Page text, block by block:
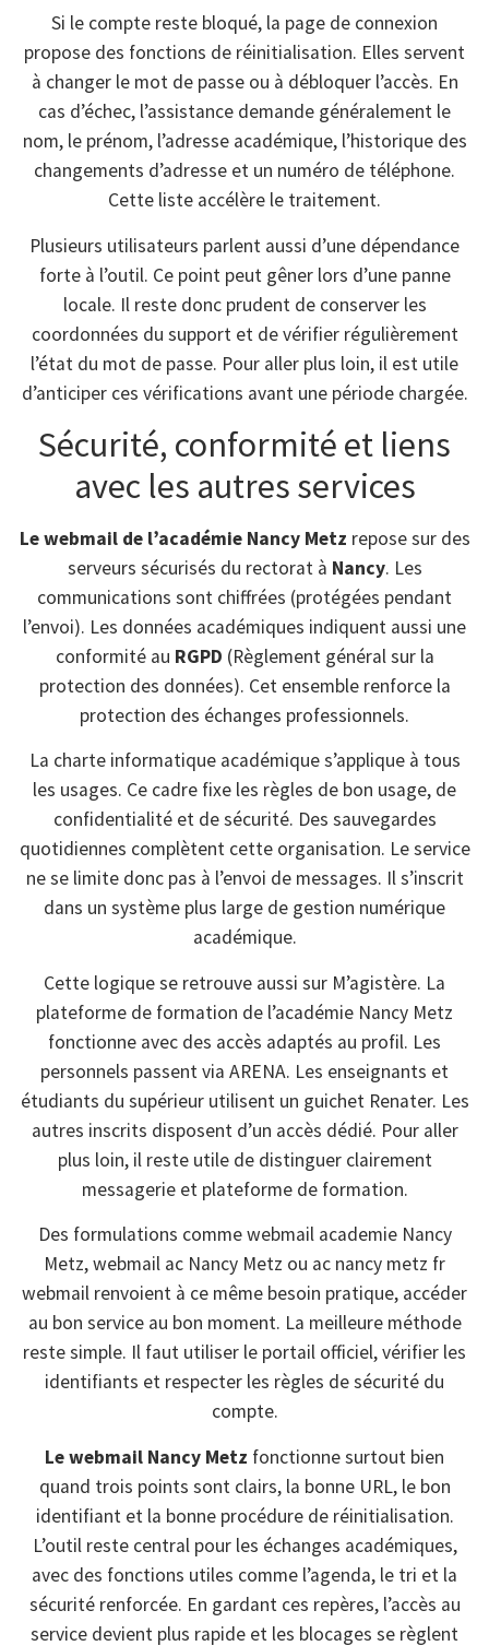
Si le compte reste bloqué, la page de connexion
propose des fonctions de réinitialisation. Elles servent
à changer le mot de passe ou à débloquer l’accès. En
cas d’échec, l’assistance demande généralement le
nom, le prénom, l’adresse académique, l’historique des
changements d’adresse et un numéro de téléphone.
Cette liste accélère le traitement.
Plusieurs utilisateurs parlent aussi d’une dépendance
forte à l’outil. Ce point peut gêner lors d’une panne
locale. Il reste donc prudent de conserver les
coordonnées du support et de vérifier régulièrement
l’état du mot de passe. Pour aller plus loin, il est utile
d’anticiper ces vérifications avant une période chargée.
Sécurité, conformité et liens
avec les autres services
Le webmail de l’académie Nancy Metz repose sur des
serveurs sécurisés du rectorat à Nancy. Les
communications sont chiffrées (protégées pendant
l’envoi). Les données académiques indiquent aussi une
conformité au RGPD (Règlement général sur la
protection des données). Cet ensemble renforce la
protection des échanges professionnels.
La charte informatique académique s’applique à tous
les usages. Ce cadre fixe les règles de bon usage, de
confidentialité et de sécurité. Des sauvegardes
quotidiennes complètent cette organisation. Le service
ne se limite donc pas à l’envoi de messages. Il s’inscrit
dans un système plus large de gestion numérique
académique.
Cette logique se retrouve aussi sur M’agistère. La
plateforme de formation de l’académie Nancy Metz
fonctionne avec des accès adaptés au profil. Les
personnels passent via ARENA. Les enseignants et
étudiants du supérieur utilisent un guichet Renater. Les
autres inscrits disposent d’un accès dédié. Pour aller
plus loin, il reste utile de distinguer clairement
messagerie et plateforme de formation.
Des formulations comme webmail academie Nancy
Metz, webmail ac Nancy Metz ou ac nancy metz fr
webmail renvoient à ce même besoin pratique, accéder
au bon service au bon moment. La meilleure méthode
reste simple. Il faut utiliser le portail officiel, vérifier les
identifiants et respecter les règles de sécurité du
compte.
Le webmail Nancy Metz fonctionne surtout bien
quand trois points sont clairs, la bonne URL, le bon
identifiant et la bonne procédure de réinitialisation.
L’outil reste central pour les échanges académiques,
avec des fonctions utiles comme l’agenda, le tri et la
sécurité renforcée. En gardant ces repères, l’accès au
service devient plus rapide et les blocages se règlent